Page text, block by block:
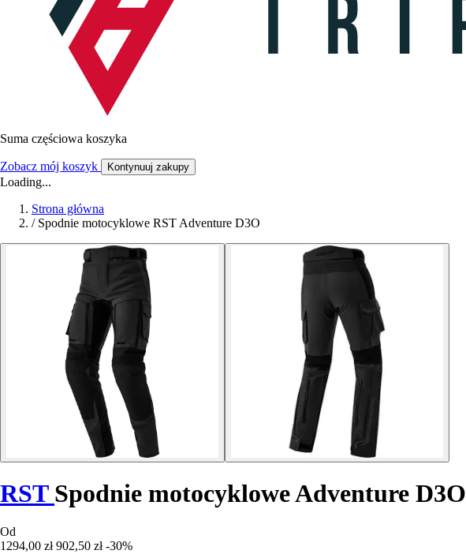
Suma częściowa koszyka
Zobacz mój koszyk Kontynuuj zakupy
Loading...
Strona główna
/ Spodnie motocyklowe RST Adventure D3O
RST Spodnie motocyklowe Adventure D3O
Od
1294,00 zł 902,50 zł -30%